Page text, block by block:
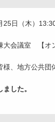
日（木）
会議室 【オ
、地方公共団
した。